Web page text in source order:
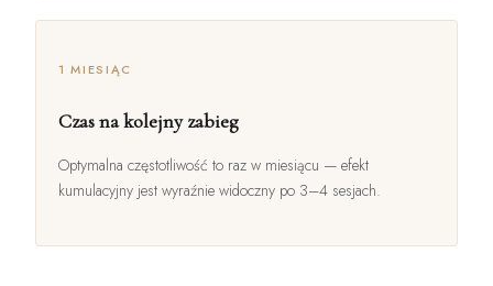
1 MIESIĄC
Czas na kolejny zabieg
Optymalna częstotliwość to raz w miesiącu — efekt
kumulacyjny jest wyraźnie widoczny po 3–4 sesjach.